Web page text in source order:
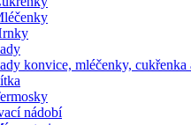
konvice, mléčenky, cukřenka
nádobí